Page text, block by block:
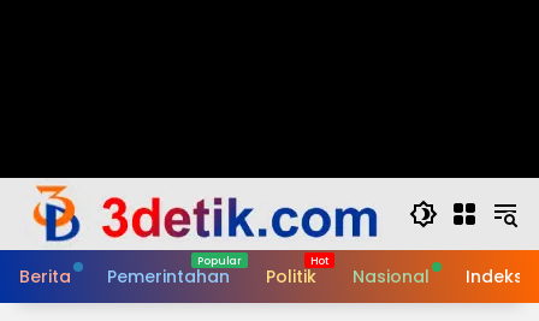
Berita Pemerintahan Politik Nasional Indeks